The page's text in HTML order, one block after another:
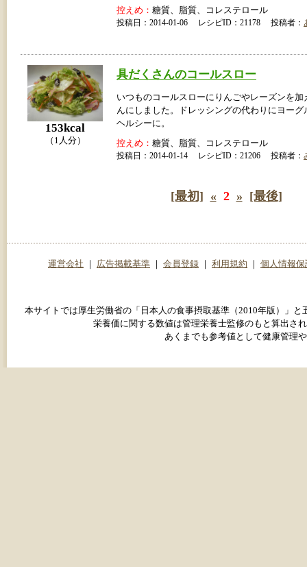
控えめ： 糖質、脂質、コレステロール
投稿日：2014-01-06 レシピID：21178 投稿者：
153kcal
（1人分）
具だくさんのコールスロー
いつものコールスローにりんごやレーズンを加
んにしました。ドレッシングの代わりにヨーグ
ヘルシーに。
控えめ： 糖質、脂質、コレステロール
投稿日：2014-01-14 レシピID：21206 投稿者：
[最初] « 2 » [最後]
運営会社 ｜ 広告掲載基準 ｜ 会員登録 ｜ 利用規約 ｜ 個人情報保
本サイトでは厚生労働省の「日本人の食事摂取基準（2010年版）」
栄養価に関する数値は管理栄養士監修のもと算出さ
あくまでも参考値として健康管理